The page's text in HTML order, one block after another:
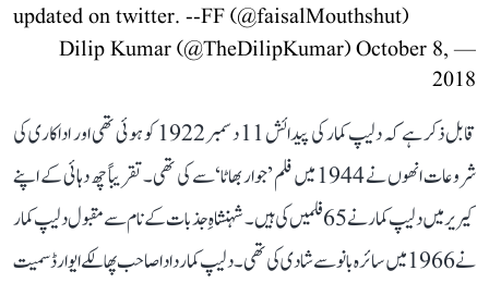
updated on twitter. --FF (@faisalMouthshut)
— Dilip Kumar (@TheDilipKumar)
October 8,
2018
قابل ذکر ہے کہ دلیپ کمار کی پیدائش 11 دسمبر 1922 کو ہوئی تھی اور اداکاری کی
شروعات انھوں نے 1944 میں فلم ’جوار بھاٹا‘ سے کی تھی۔ تقریباً چھ دہائی کے اپنے
کیریر میں دلیپ کمار نے 65 فلمیں کی ہیں۔ شہنشاہِ جذبات کے نام سے مقبول دلیپ کمار
نے 1966 میں سائرہ بانو سے شادی کی تھی۔ دلیپ کمار دادا صاحب پھالکے ایوارڈ سمیت